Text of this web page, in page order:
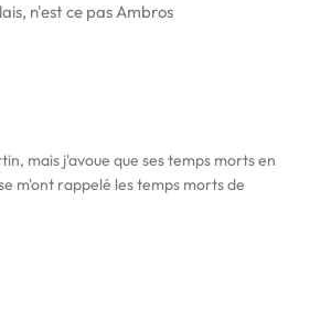
n'est ce pas Ambros
mais j'avoue que ses temps morts en
m'ont rappelé les temps morts de